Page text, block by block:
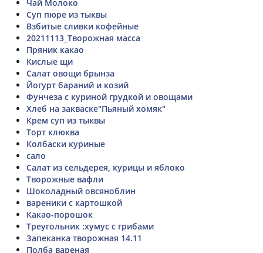
Чай Молоко
Суп пюре из тыквы
Взбитые сливки кофейные
20211113_Творожная масса
Пряник какао
Кислые щи
Салат овощи брынза
Йогурт бараний и козий
Фунчеза с куриной грудкой и овощами
Хлеб на закваске"Пьяный хомяк"
Крем суп из тыквы
Торт клюква
Колбаски куриные
сало
Салат из сельдерея, курицы и яблоко
Творожные вафли
Шоколадный овсяноблин
вареники с картошкой
Какао-порошок
Треугольник :хумус с грибами
Запеканка творожная 14.11
Полба вареная